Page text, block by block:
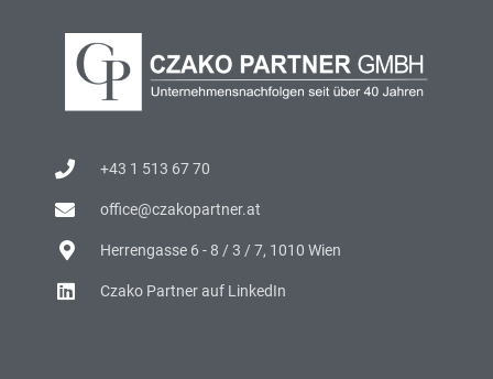
+43 1 513 67 70
office@czakopartner.at
Herrengasse 6 - 8 / 3 / 7, 1010 Wien
Czako Partner auf LinkedIn